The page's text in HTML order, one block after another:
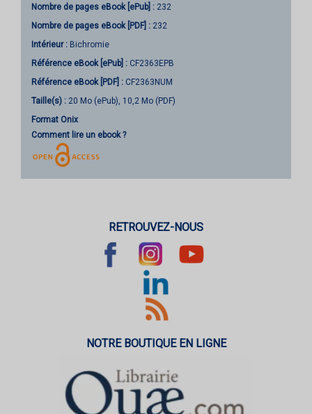
Nombre de pages eBook [ePub] : 232
Nombre de pages eBook [PDF] : 232
Intérieur : Bichromie
Référence eBook [ePub] : CF2363EPB
Référence eBook [PDF] : CF2363NUM
Taille(s) : 20 Mo (ePub), 10,2 Mo (PDF)
Format Onix
Comment lire un ebook ?
RETROUVEZ-NOUS
NOTRE BOUTIQUE EN LIGNE